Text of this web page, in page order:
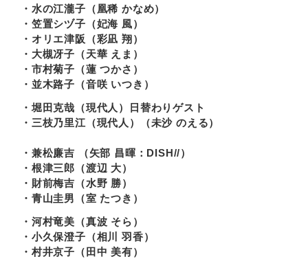
・水の江瀧子（凰稀 かなめ）
・笠置シヅ子（妃海 風）
・オリエ津阪（彩凪 翔）
・大槻冴子（天華 えま）
・市村菊子（蓮 つかさ）
・並木路子（音咲 いつき）
・堀田克哉（現代人）日替わりゲスト
・三枝乃里江（現代人）（未沙 のえる）
・兼松廉吉 （矢部 昌暉：DISH//）
・根津三郎（渡辺 大）
・財前梅吉（水野 勝）
・青山圭男（室 たつき）
・河村竜美（真波 そら）
・小久保澄子（相川 羽香）
・村井京子（田中 美有）